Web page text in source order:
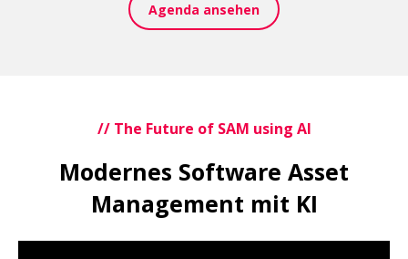
Agenda ansehen
// The Future of SAM using AI
Modernes Software Asset
Management mit KI